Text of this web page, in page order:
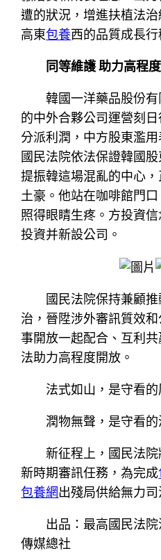
遭的狀況，增進扶植法
高東包養西的品質成長行
同等維護 助力高程
韓國一洋藥品股份
的中外合夥公司運營刻
分派利潤，中方股東濫
國民法院依法保證韓國
提振韓這場混亂的中心
土豪。他站在咖啡館門
照得眼睛生疼。方投資
投資并新設公司。
國民法院保持兼顧
治，晉陞涉外審訊質效
事開放一起配合、互利
法助力高程度開放。
法式如山，是守看的
潤物無聲，是守看的
新征程上，國民法
新時期審訊任務，為完成
包養網出殘局供給無力司
出品：最高國民法
傳媒總社